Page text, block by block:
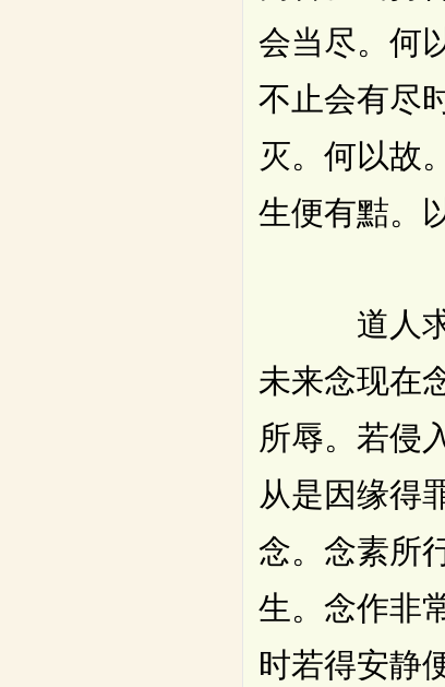
会当尽。何
不止会有尽
灭。何以故
生便有黠。
道人求向
未来念现在
所辱。若侵
从是因缘得
念。念素所
生。念作非
时若得安静